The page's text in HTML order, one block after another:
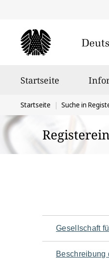
Startseite
Sie
befinden
sich
hier:
Startseite Suche in
für
Gesellschaft
Beschreibung